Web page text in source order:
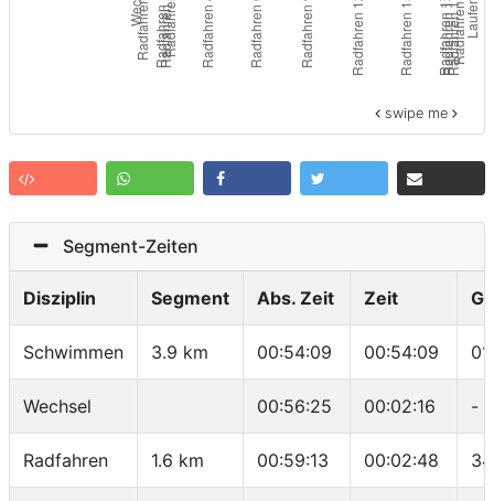
swipe me
Segment-Zeiten
Disziplin Segment Abs. Zeit Zeit
Schwimmen 3.9 km 00:54:09 00:54:09
Wechsel 00:56:25 00:02:16 -
Radfahren 1.6 km 00:59:13 00:02:48